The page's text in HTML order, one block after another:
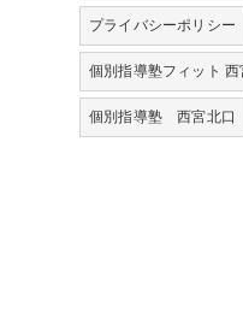
プライバシーポリシー
個別指導塾フィット
個別指導塾 西宮北口